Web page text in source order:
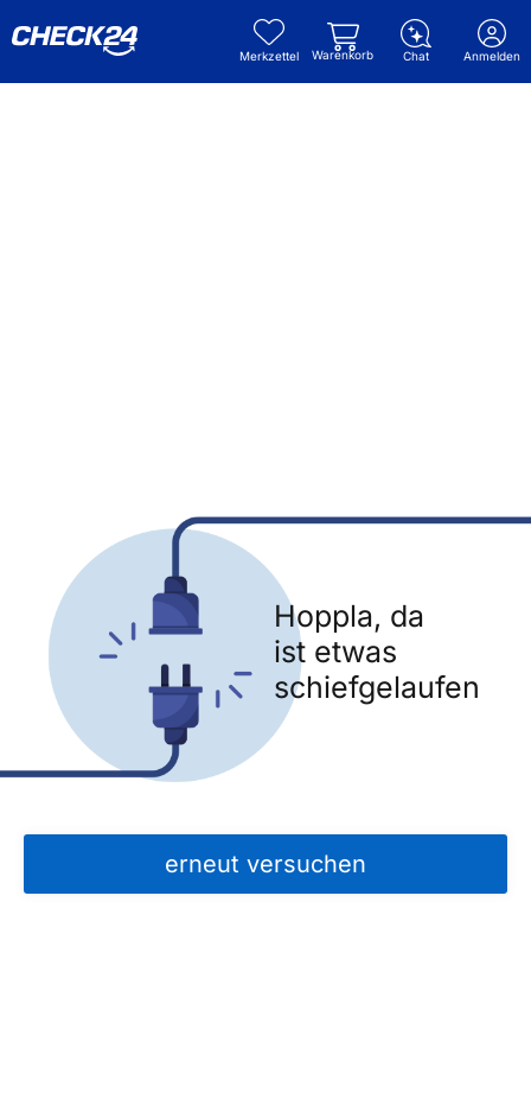
Merkzettel Warenkorb Chat Anmelden
Hoppla, da
ist etwas
schiefgelaufen
erneut versuchen